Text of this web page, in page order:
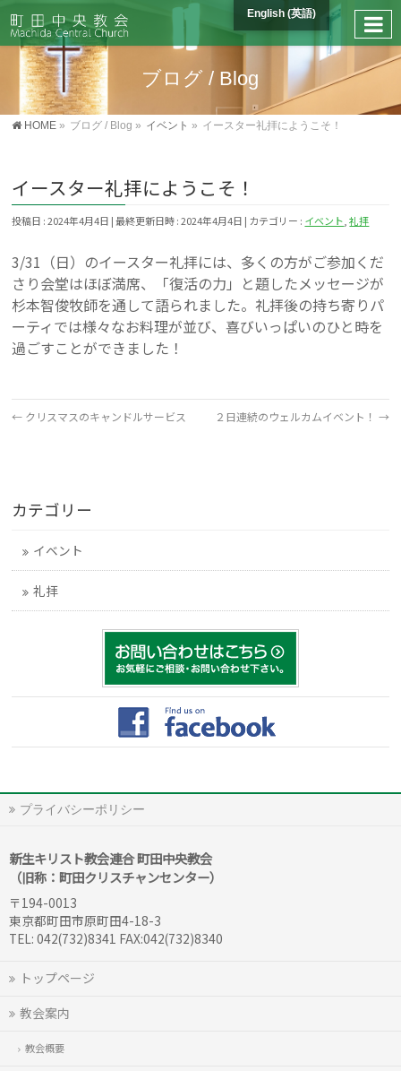
English (英語)
ブログ / Blog
HOME » ブログ / Blog » イベント » イースター礼拝にようこそ！
イースター礼拝にようこそ！
投稿日 : 2024年4月4日 最終更新日時 : 2024年4月4日 カテゴリー : イベント ,礼拝
3/31（日）のイースター礼拝には、多くの方がご参加くだ
さり会堂はほぼ満席、「復活の力」と題したメッセージが
杉本智俊牧師を通して語られました。礼拝後の持ち寄りパ
ーティでは様々なお料理が並び、喜びいっぱいのひと時を
過ごすことができました！
← クリスマスのキャンドルサービス ２日連続のウェルカムイベント！ →
カテゴリー
イベント
礼拝
プライバシーポリシー
新生キリスト教会連合 町田中央教会
（旧称：町田クリスチャンセンター）
〒194-0013
東京都町田市原町田4-18-3
TEL: 042(732)8341 FAX:042(732)8340
トップページ
教会案内
教会概要